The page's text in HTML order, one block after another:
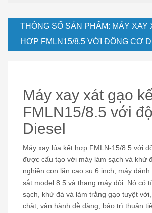
THÔNG SỐ SẢN PHẨM: MÁY XAY
HỢP FMLN15/8.5 VỚI ĐỘNG CƠ
Máy xay xát gạo
FMLN15/8.5 với
Diesel
Máy xay lúa kết hợp FMLN-15/8.5 với
được cấu tạo với máy làm sạch và khử
nghiền con lăn cao su 6 inch, máy đánh
sắt model 8.5 và thang máy đôi. Nó có
sạch, khử đá và làm trắng gạo tuyệt
chặt, vận hành dễ dàng, bảo trì thuận